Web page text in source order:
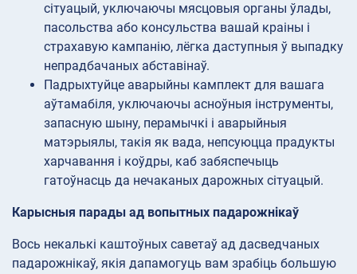
сітуацый, уключаючы мясцовыя органы ўлады,
пасольства або консульства вашай краіны і
страхавую кампанію, лёгка даступныя ў выпадку
непрадбачаных абставінаў.
Падрыхтуйце аварыйны камплект для вашага
аўтамабіля, уключаючы асноўныя інструменты,
запасную шыну, перамычкі і аварыйныя
матэрыялы, такія як вада, непсуюцца прадукты
харчавання і коўдры, каб забяспечыць
гатоўнасць да нечаканых дарожных сітуацый.
Карысныя парады ад вопытных падарожнікаў
Вось некалькі каштоўных саветаў ад дасведчаных
падарожнікаў, якія дапамогуць вам зрабіць большую